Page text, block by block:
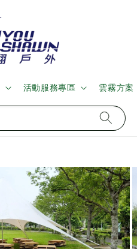
活動服務專區 雲霧方案